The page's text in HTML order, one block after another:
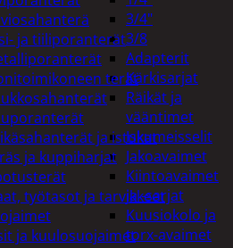
3/4"
3/8
Adapterit
Kärkisarjat
Räikät ja
vääntimet
Iskumeisselit
Jakoavaimet
Kiintoavaimet
ja -sarjat
Kuusiokolo ja
torx-avaimet
ja tiiliporanterät
terät
ja istukat
ja kuppiharjat
työtasot ja tarvikkeet
ja kuulosuojaimet